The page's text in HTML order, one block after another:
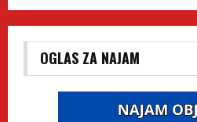
OGLAS ZA NAJAM